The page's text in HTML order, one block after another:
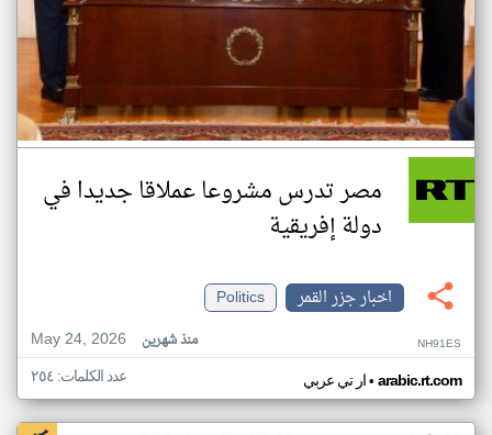
مصر تدرس مشروعا عملاقا جديدا في
دولة إفريقية
اخبار جزر القمر
Politics
May 24, 2026
منذ شهرين NH91ES
ار تي عربي• arabic.rt.com عدد الكلمات: ٢٥٤